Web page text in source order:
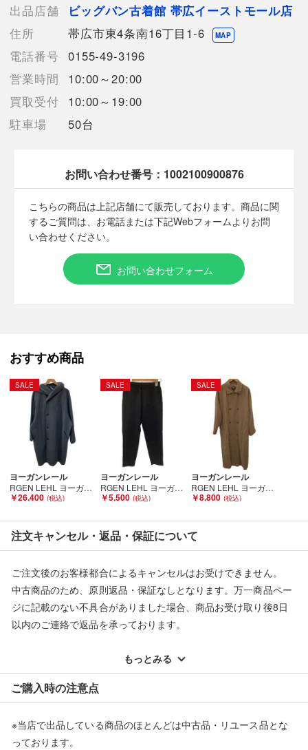
【使用予定配送業者】佐川急便 飛脚宅配便80サイズ
【こちらの商品は在庫連動システムを導入し、店頭や他ネットシ
ョップと併売を行なっておりますが、
タイミングによりシステムの反映が間に合わず欠品となってしま
う場合がございます。
売切れの場合は、ご購入をキャンセルさせていただく場合がござ
います。】
目立った汚れは見受けられません。
サイズは平置きでの計測となっております。
商品画像に関しては出来る限り忠実に表示出来るよう努めており
ますが、実際の商品と比較し色味に若干の誤差が生じる場合があ
りますこと予めご了承ください。
店頭との併売商品のため、記載に無い細かなキズ、汚れが見受け
られるなど多少商品状態が変化する場合がございます。
人の手を経た商品です。
■弊社（株式会社オカモト）を装った偽装サイトにご注意くださ
弊社（株式会社オカモト）の商品画像や文章を無断盗用した『偽
装サイト』を確認しておりますが、
当店とは一切関係がございませんのでご注意ください。
出品店舗
ビッグバン古着館 帯広イーストモール店
住所
帯広市東4条南16丁目1-6 MAP
電話番号 0155-49-3196
営業時間
10:00～20:00
買取受付
10:00～19:00
駐車場
50台
お問い合わせ番号： 1002100900876
こちらの商品は上記店舗にて販売しております。商品に関
するご質問は、お電話または下記Webフォームよりお問
い合わせください。
お問い合わせフォーム
おすすめ商品
SALE
ヨーガンレール
RGEN LEHL ヨーガンレール レディース コート SIZE M グリーン Bランク
￥26,400
SALE
ヨーガンレール
RGEN LEHL ヨーガンレール レディース パンツ SIZE S ウール ブラック Bランク
￥5,500
SALE
ヨーガンレール
RGEN LEHL ヨーガンレール レディース 薄手 ロングコート SIZE M カーキ Bランク
￥8,800
注文キャンセル・返品・保証について
ご注文後のお客様都合によるキャンセルはお受けできません。
中古商品のため、原則返品・保証なしとなります。万一商品ペー
ジに記載のない不具合がありました場合、商品お受け取り後8日
以内のご連絡で返品を承っております。
配送料ともに当社負担で対応いたします。
※オンラインストアで購入頂いた商品は、店頭での返品はお受け
できません。また、商品の修理及び交換に関しては承ることがで
返品・交換について
もっとみる
ご購入時の注意点
※当店で出品している商品のほとんどは中古品・リユース品とな
っております。